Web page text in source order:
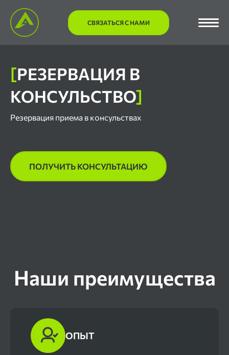
СВЯЗАТЬСЯ С НАМИ
[РЕЗЕРВАЦИЯ В
КОНСУЛЬСТВО]
Резервация приема в консульствах
ПОЛУЧИТЬ КОНСУЛЬТАЦИЮ
Наши преимущества
ОПЫТ